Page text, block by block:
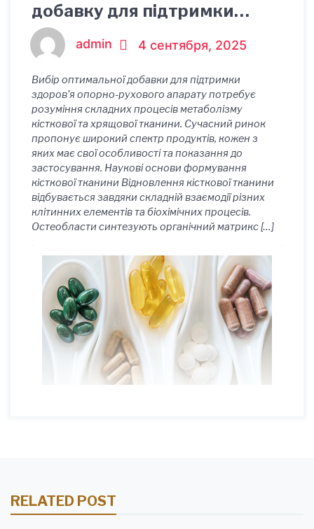
добавку для підтримки
здоров'я кісток і суглобів:
Порівняння різних варіантів
admin 4 сентября, 2025
Вибір оптимальної добавки для підтримки
здоров’я опорно-рухового апарату потребує
розуміння складних процесів метаболізму
кісткової та хрящової тканини. Сучасний ринок
пропонує широкий спектр продуктів, кожен з
яких має свої особливості та показання до
застосування. Наукові основи формування
кісткової тканини Відновлення кісткової тканини
відбувається завдяки складній взаємодії різних
клітинних елементів та біохімічних процесів.
Остеобласти синтезують органічний матрикс […]
RELATED POST